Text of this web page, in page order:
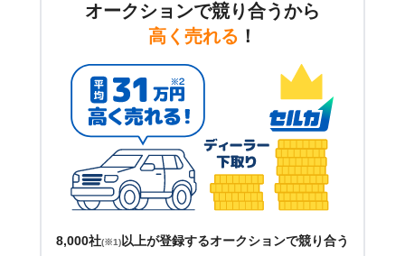
オークションで競り合うから
高く売れる ！
8,000社(※1)以上が登録するオークションで競り合う